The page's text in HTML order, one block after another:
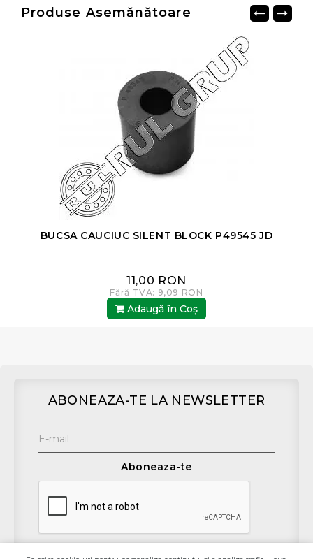
Produse Asemănătoare
BUCSA CAUCIUC SILENT BLOCK P49545 JD
11,00 RON
Fără TVA: 9,09 RON
Adaugă în Coş
ABONEAZA-TE LA NEWSLETTER
Aboneaza-te